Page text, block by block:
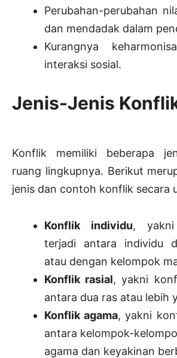
Perubahan-perubahan
dan mendadak dalam
Kurangnya
interaksi sosial.
Jenis-Jenis
Konflik memiliki beberapa
ruang lingkupnya. Berikut
jenis dan contoh konflik secara
Konflik individu,
terjadi antara individu
atau dengan kelompok
Konflik rasial, yakni
antara dua ras atau lebih
Konflik agama, yakni
antara kelompok-
agama dan keyakinan